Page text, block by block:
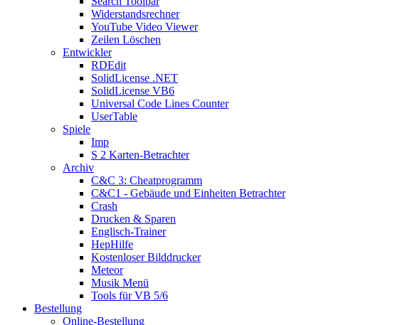
Widerstandsrechner
YouTube Video Viewer
Zeilen Löschen
Entwickler
RDEdit
SolidLicense .NET
SolidLicense VB6
Universal Code Lines Counter
UserTable
Spiele
Imp
S 2 Karten-Betrachter
Archiv
C&C 3: Cheatprogramm
C&C1 - Gebäude und Einheiten Betrachter
Crash
Drucken & Sparen
Englisch-Trainer
HepHilfe
Kostenloser Bilddrucker
Meteor
Musik Menü
Tools für VB 5/6
Bestellung
Online-Bestellung